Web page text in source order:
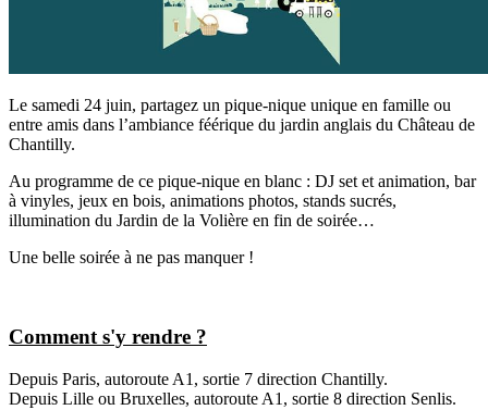
Le samedi 24 juin, partagez un pique-nique unique en famille ou
entre amis dans l’ambiance féérique du jardin anglais du Château de
Chantilly.
Au programme de ce pique-nique en blanc : DJ set et animation, bar
à vinyles, jeux en bois, animations photos, stands sucrés,
illumination du Jardin de la Volière en fin de soirée…
Une belle soirée à ne pas manquer !
Comment s'y rendre ?
Depuis Paris, autoroute A1, sortie 7 direction Chantilly.
Depuis Lille ou Bruxelles, autoroute A1, sortie 8 direction Senlis.